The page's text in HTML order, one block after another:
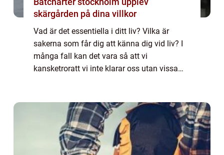
skärgården på dina villkor
Vad är det essentiella i ditt liv? Vilka är
sakerna som får dig att känna dig vid liv? I
många fall kan det vara så att vi
kansketroratt vi inte klarar oss utan vissa